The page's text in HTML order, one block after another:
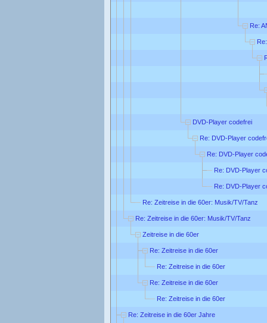
Re:
DVD-Player codefrei
Re: DVD-Player
Re: DVD-Player
Re: DVD-Player
Re: DVD-Player
Re: Zeitreise in die 60er: Musik/TV/Tanz
Re: Zeitreise in die 60er: Musik/TV/Tanz
Zeitreise in die 60er
Re: Zeitreise in die 60er
Re: Zeitreise in die 60er
Re: Zeitreise in die 60er
Re: Zeitreise in die 60er
Re: Zeitreise in die 60er Jahre